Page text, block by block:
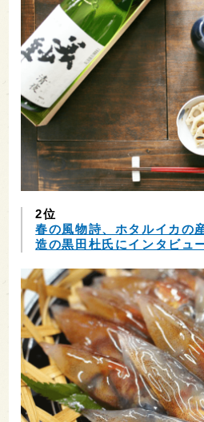
2位
春の風物詩、ホタルイカの
造の黒田杜氏にインタビュ